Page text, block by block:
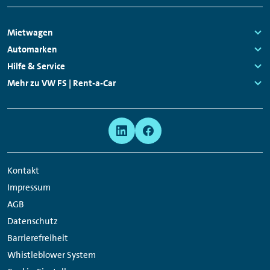
Mitarbeitenden vor Ort geben.
Footer
Navigation
Mietwagen
Links:
Automarken
Links:
Hilfe & Service
Links:
Mehr zu VW FS | Rent-a-Car
Kontakt
Impressum
AGB
Datenschutz
Barrierefreiheit
Whistleblower System
Network
Links